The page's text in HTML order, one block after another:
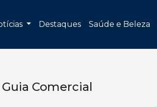
Destaques Saúde e Beleza
Guia Comercial